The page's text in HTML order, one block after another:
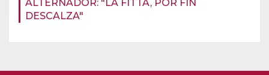
ALTERNADOR: "LA FITTA, POR FIN
DESCALZA"